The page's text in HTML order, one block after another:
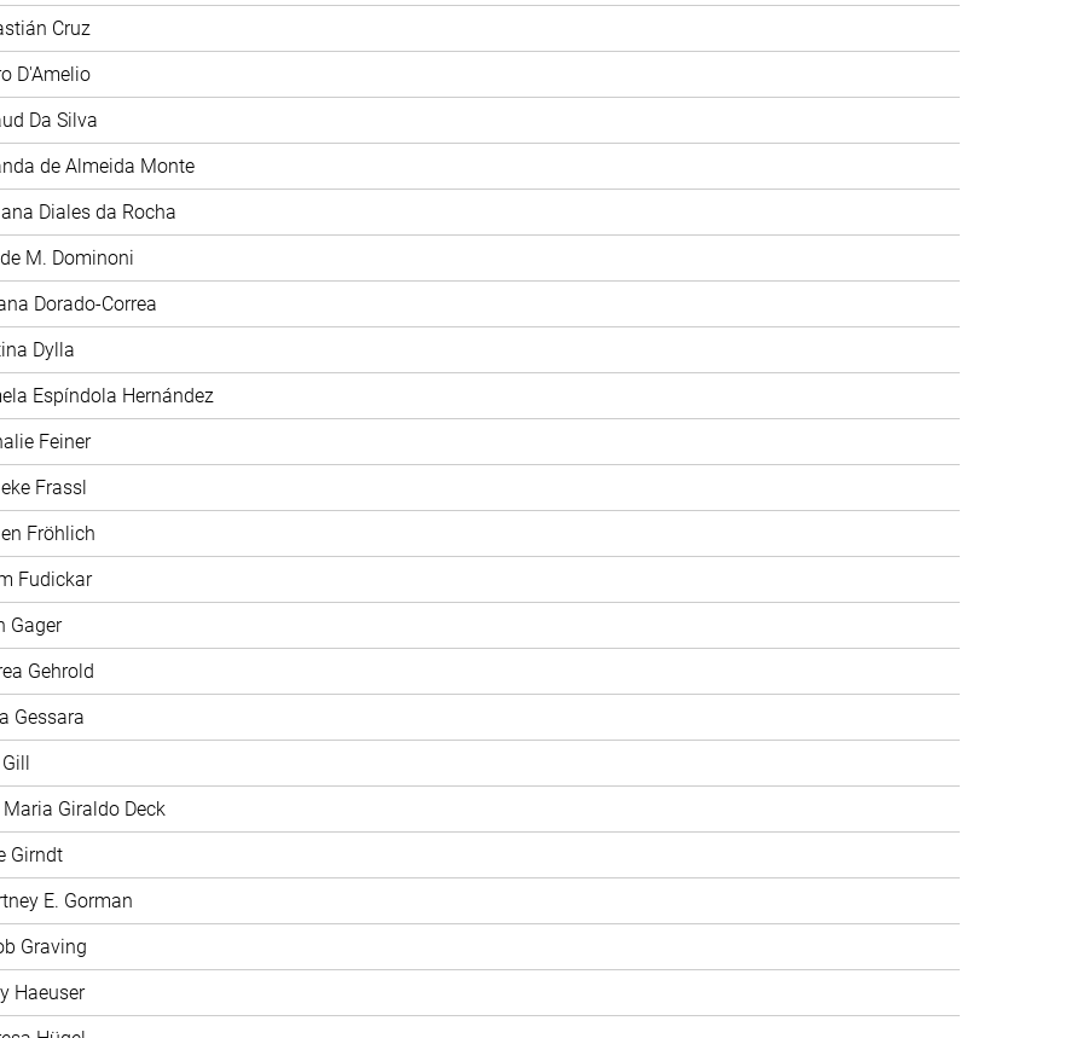
Cruz
D'Amelio
Da Silva
de Almeida Monte
Diales da Rocha
M. Dominoni
Dorado-Correa
Dylla
Espíndola Hernández
Feiner
Frassl
Fröhlich
Fudickar
Gager
Gehrold
Gessara
Maria Giraldo Deck
Girndt
E. Gorman
Graving
Haeuser